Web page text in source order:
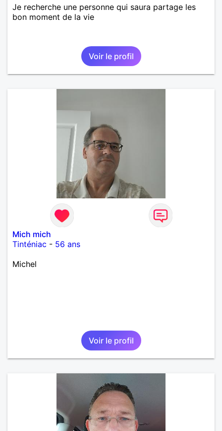
Je recherche une personne qui saura partage les
bon moment de la vie
Voir le profil
Mich mich
Tinténiac - 56 ans
Michel
Voir le profil